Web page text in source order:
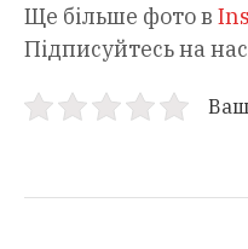
Ще більше фото в
Підписуйтесь на